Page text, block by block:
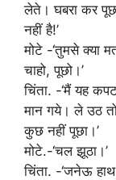
लेते। घबरा कर
नहीं है!’
मोटे -‘तुमसे क्या
चाहो, पूछो।’
चिंता. -‘मैं यह
मान गये। ले उठ
कुछ नहीं पूछा।’
मोटे.-‘चल झूठा।’
चिंता. -‘जनेऊ